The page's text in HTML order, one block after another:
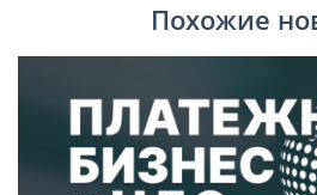
Похожие